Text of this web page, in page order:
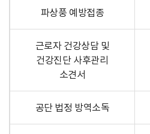
파상풍 예방접종
근로자 건강상담 및
건강진단 사후관리
소견서
공단 법정 방역소독